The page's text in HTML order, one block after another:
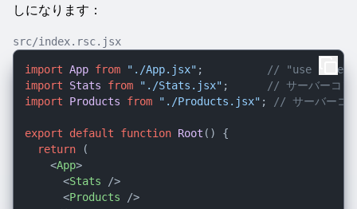
しになります：
src/index.rsc.jsx
import App from "./App.jsx" ;
// "use
import
Stats from "./Stats.jsx" ;
// サーバーコン
import
Products from "./Products.jsx" ; // サーバーコ
export default function Root ( ) {
return (
<App>
<Stats />
<Products />